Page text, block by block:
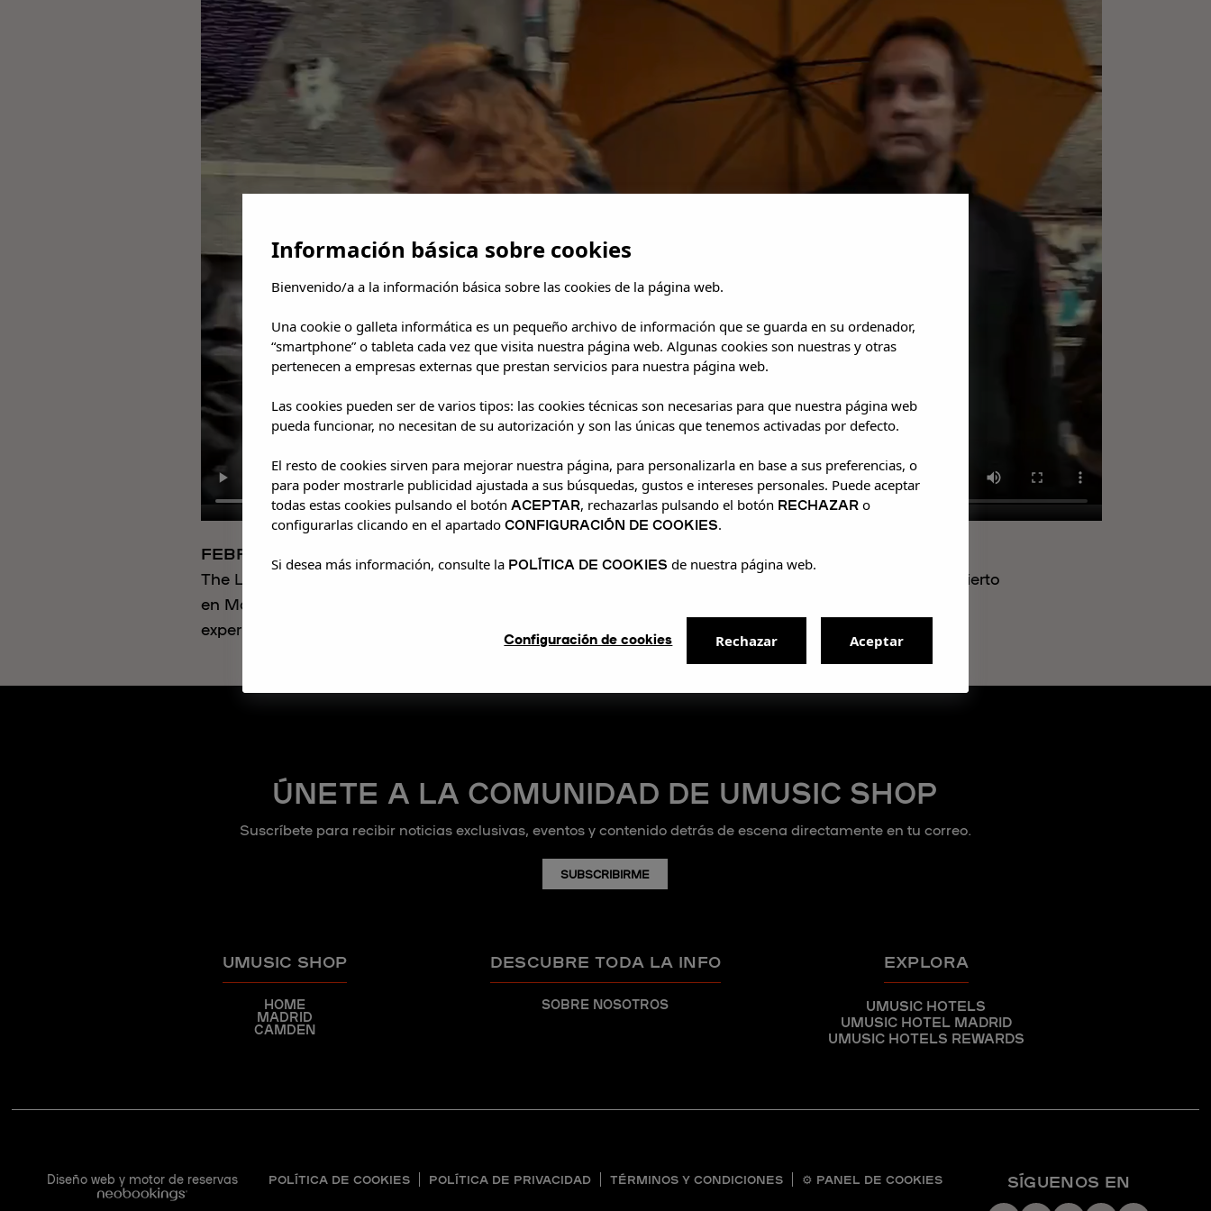
FEBRERO 2026
The Last Dinner Party nos acompañó en su pop-up en UMusic Shop Madrid, con motivo de su concierto
en Madrid. Los fans pudieron conocer a la banda en persona y conseguir sus firmas, creando una
experiencia realmente memorable.
ÚNETE A LA COMUNIDAD DE UMUSIC SHOP
Suscríbete para recibir noticias exclusivas, eventos y contenido detrás de escena directamente en tu correo.
SUBSCRIBIRME
UMUSIC SHOP
HOME
MADRID
CAMDEN
DESCUBRE TODA LA INFO
SOBRE NOSOTROS
EXPLORA
UMUSIC HOTELS
UMUSIC HOTEL MADRID
UMUSIC HOTELS REWARDS
Diseño web y motor de reservas POLÍTICA DE COOKIES POLÍTICA DE PRIVACIDAD TÉRMINOS Y CONDICIONES ⚙ PANEL DE COOKIES SÍGUENOS EN
Información básica sobre cookies
Bienvenido/a a la información básica sobre las cookies de la página web.
Una cookie o galleta informática es un pequeño archivo de información que se guarda en su ordenador,
“smartphone” o tableta cada vez que visita nuestra página web. Algunas cookies son nuestras y otras
pertenecen a empresas externas que prestan servicios para nuestra página web.
Las cookies pueden ser de varios tipos: las cookies técnicas son necesarias para que nuestra página web
pueda funcionar, no necesitan de su autorización y son las únicas que tenemos activadas por defecto.
El resto de cookies sirven para mejorar nuestra página, para personalizarla en base a sus preferencias, o
para poder mostrarle publicidad ajustada a sus búsquedas, gustos e intereses personales. Puede aceptar
todas estas cookies pulsando el botón ACEPTAR, rechazarlas pulsando el botón RECHAZARo
configurarlas clicando en el apartado CONFIGURACIÓN DE COOKIES.
Si desea más información, consulte la POLÍTICA DE COOKIES de nuestra página web.
Configuración de cookies Rechazar Aceptar